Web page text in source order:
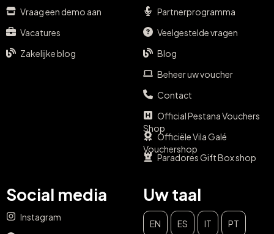
Vraag een demo aan
Vacatures
Zakelijke blog
Partnerprogramma
Veelgestelde vragen
Blog
Beheer uw voucher
Contact
Official Pestana Vouchers
Shop
Officiële Vila Galé
Vouchershop
Paradores Gift Box shop
Social media
Instagram
Uw taal
EN ES IT PT